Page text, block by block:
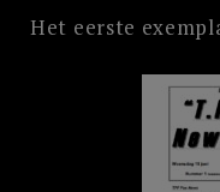
Het eerste